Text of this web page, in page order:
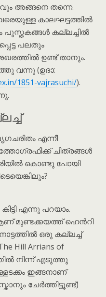
അങ്ങനെ തന്നെ.
കാലഘട്ടത്തിൽ
പുസ്തകങ്ങൾ കല്ലച്ചിൽ
പലതും
ഉണ്ട് താനും.
വന്നു (ഉദാ:
1851-vajrasuchi/).
എന്നീ
ചിത്രങ്ങൾ
കൊണ്ടു പോയി
എന്നു പറയാം.
മുണ്ടക്കയത്ത് ഹെൻറി
ഒരു കല്ലച്ച്
Hill Arrians of
നിന്ന് എടുത്തു
ഇങ്ങനാണ്
ചേർത്തിട്ടൂണ്ട്)